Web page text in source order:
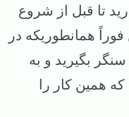
تا قبل از شروع
همانطوریکه در
بگیرید و به
همین کار را